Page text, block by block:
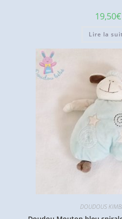
19,50€
Lire la
DOUDOUS